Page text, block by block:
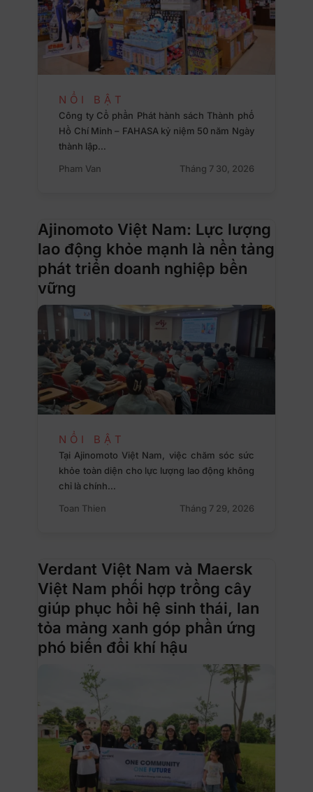
NỔI BẬT
Công ty Cổ phần Phát hành sách Thành phố
Hồ Chí Minh – FAHASA kỷ niệm 50 năm Ngày
thành lập…
Pham Van
Tháng 7 30, 2026
Ajinomoto Việt Nam: Lực lượng
lao động khỏe mạnh là nền tảng
phát triển doanh nghiệp bền
vững
NỔI BẬT
Tại Ajinomoto Việt Nam, việc chăm sóc sức
khỏe toàn diện cho lực lượng lao động không
chỉ là chính…
Toan Thien
Tháng 7 29, 2026
Verdant Việt Nam và Maersk
Việt Nam phối hợp trồng cây
giúp phục hồi hệ sinh thái, lan
tỏa mảng xanh góp phần ứng
phó biến đổi khí hậu